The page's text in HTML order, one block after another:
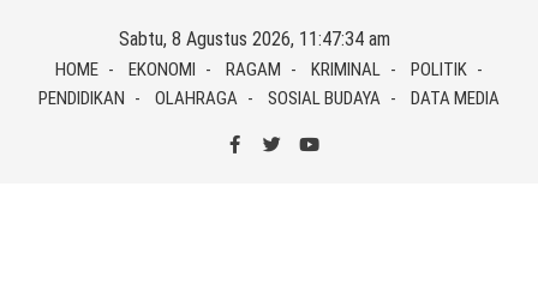
content
Sabtu, 8 Agustus 2026, 11:47:34 am
HOME EKONOMI RAGAM KRIMINAL
POLITIK
PENDIDIKAN
OLAHRAGA SOSIAL BUDAYA DATA MEDIA